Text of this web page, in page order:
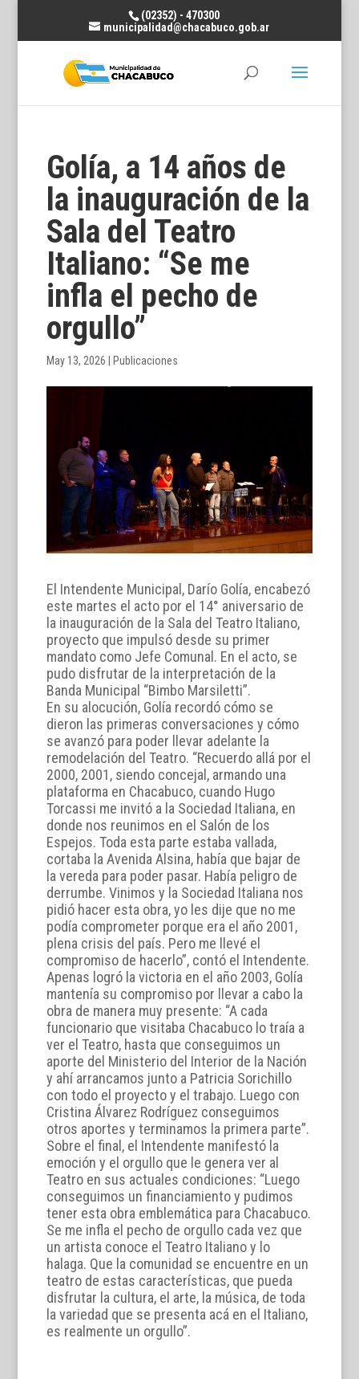
(02352) - 470300
municipalidad@chacabuco.gob.ar
Golía, a 14 años de
la inauguración de la
Sala del Teatro
Italiano: “Se me
infla el pecho de
orgullo”
May 13, 2026 Publicaciones
El Intendente Municipal, Darío Golía, encabezó
este martes el acto por el 14° aniversario de
la inauguración de la Sala del Teatro Italiano,
proyecto que impulsó desde su primer
mandato como Jefe Comunal. En el acto, se
pudo disfrutar de la interpretación de la
Banda Municipal “Bimbo Marsiletti”.
En su alocución, Golía recordó cómo se
dieron las primeras conversaciones y cómo
se avanzó para poder llevar adelante la
remodelación del Teatro. “Recuerdo allá por el
2000, 2001, siendo concejal, armando una
plataforma en Chacabuco, cuando Hugo
Torcassi me invitó a la Sociedad Italiana, en
donde nos reunimos en el Salón de los
Espejos. Toda esta parte estaba vallada,
cortaba la Avenida Alsina, había que bajar de
la vereda para poder pasar. Había peligro de
derrumbe. Vinimos y la Sociedad Italiana nos
pidió hacer esta obra, yo les dije que no me
podía comprometer porque era el año 2001,
plena crisis del país. Pero me llevé el
compromiso de hacerlo”, contó el Intendente.
Apenas logró la victoria en el año 2003, Golía
mantenía su compromiso por llevar a cabo la
obra de manera muy presente: “A cada
funcionario que visitaba Chacabuco lo traía a
ver el Teatro, hasta que conseguimos un
aporte del Ministerio del Interior de la Nación
y ahí arrancamos junto a Patricia Sorichillo
con todo el proyecto y el trabajo. Luego con
Cristina Álvarez Rodríguez conseguimos
otros aportes y terminamos la primera parte”.
Sobre el final, el Intendente manifestó la
emoción y el orgullo que le genera ver al
Teatro en sus actuales condiciones: “Luego
conseguimos un financiamiento y pudimos
tener esta obra emblemática para Chacabuco.
Se me infla el pecho de orgullo cada vez que
un artista conoce el Teatro Italiano y lo
halaga. Que la comunidad se encuentre en un
teatro de estas características, que pueda
disfrutar la cultura, el arte, la música, de toda
la variedad que se presenta acá en el Italiano,
es realmente un orgullo”.